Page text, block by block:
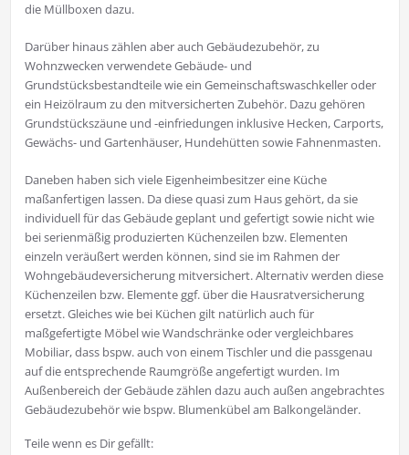
die Müllboxen dazu.
Darüber hinaus zählen aber auch Gebäudezubehör, zu
Wohnzwecken verwendete Gebäude- und
Grundstücksbestandteile wie ein Gemeinschaftswaschkeller oder
ein Heizölraum zu den mitversicherten Zubehör. Dazu gehören
Grundstückszäune und -einfriedungen inklusive Hecken, Carports,
Gewächs- und Gartenhäuser, Hundehütten sowie Fahnenmasten.
Daneben haben sich viele Eigenheimbesitzer eine Küche
maßanfertigen lassen. Da diese quasi zum Haus gehört, da sie
individuell für das Gebäude geplant und gefertigt sowie nicht wie
bei serienmäßig produzierten Küchenzeilen bzw. Elementen
einzeln veräußert werden können, sind sie im Rahmen der
Wohngebäudeversicherung mitversichert. Alternativ werden diese
Küchenzeilen bzw. Elemente ggf. über die Hausratversicherung
ersetzt. Gleiches wie bei Küchen gilt natürlich auch für
maßgefertigte Möbel wie Wandschränke oder vergleichbares
Mobiliar, dass bspw. auch von einem Tischler und die passgenau
auf die entsprechende Raumgröße angefertigt wurden. Im
Außenbereich der Gebäude zählen dazu auch außen angebrachtes
Gebäudezubehör wie bspw. Blumenkübel am Balkongeländer.
Teile wenn es Dir gefällt: